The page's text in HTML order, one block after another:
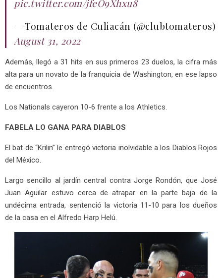
pic.twitter.com/jfeO9Xhxu8
— Tomateros de Culiacán (@clubtomateros)
August 31, 2022
Además, llegó a 31 hits en sus primeros 23 duelos, la cifra más
alta para un novato de la franquicia de Washington, en ese lapso
de encuentros.
Los Nationals cayeron 10-6 frente a los Athletics.
FABELA LO GANA PARA DIABLOS
El bat de “Krilin” le entregó victoria inolvidable a los Diablos Rojos
del México.
Largo sencillo al jardín central contra Jorge Rondón, que José
Juan Aguilar estuvo cerca de atrapar en la parte baja de la
undécima entrada, sentenció la victoria 11-10 para los dueños
de la casa en el Alfredo Harp Helú.